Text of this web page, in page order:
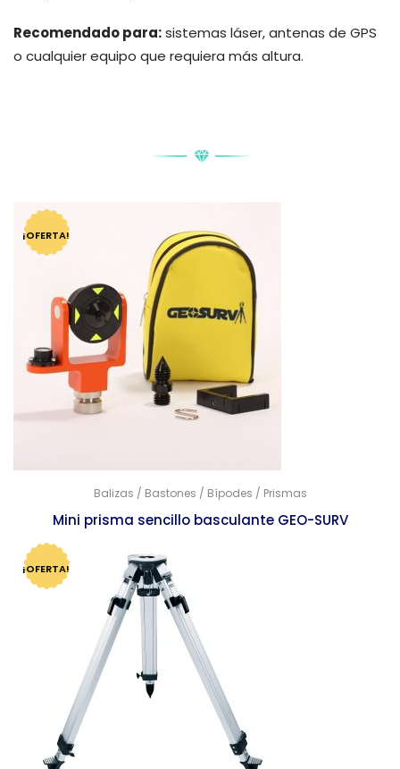
Recomendado para:sistemas láser, antenas de GPS
o cualquier equipo que requiera más altura.
¡OFERTA!
Balizas / Bastones / Bípodes / Prismas
Mini prisma sencillo basculante GEO-SURV
¡OFERTA!